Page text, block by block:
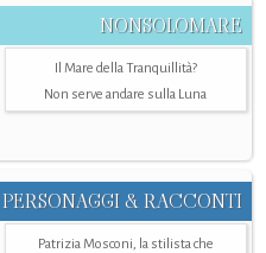
NONSOLOMARE
Il Mare della Tranquillità?
Non serve andare sulla Luna
PERSONAGGI & RACCONTI
Patrizia Mosconi, la stilista che